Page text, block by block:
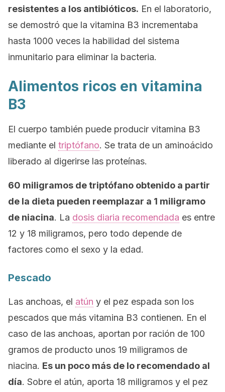
resistentes a los antibióticos. En el laboratorio,
se demostró que la vitamina B3 incrementaba
hasta 1000 veces la habilidad del sistema
inmunitario para eliminar la bacteria.
Alimentos ricos en vitamina
B3
El cuerpo también puede producir vitamina B3
mediante el triptófano. Se trata de un aminoácido
liberado al digerirse las proteínas.
60 miligramos de triptófano obtenido a partir
de la dieta pueden reemplazar a 1 miligramo
de niacina. La dosis diaria recomendada es entre
12 y 18 miligramos, pero todo depende de
factores como el sexo y la edad.
Pescado
Las anchoas, el atún y el pez espada son los
pescados que más vitamina B3 contienen. En el
caso de las anchoas, aportan por ración de 100
gramos de producto unos 19 miligramos de
niacina. Es un poco más de lo recomendado al
día. Sobre el atún, aporta 18 miligramos y el pez